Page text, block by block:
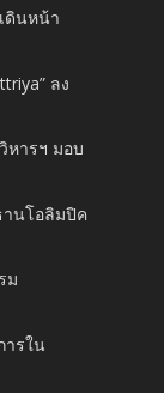
ดินหน้า
ลง
หารฯ มอบ
านโอลิมปิค
ม
ารใน